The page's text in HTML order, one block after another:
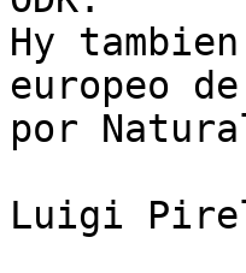
Hy
europeo
por
Luigi